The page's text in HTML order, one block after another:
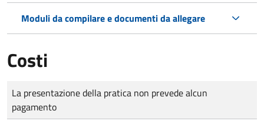
Moduli da compilare e documenti da allegare
Costi
Tipo di pagamento
Importo
La presentazione della pratica non prevede alcun
pagamento